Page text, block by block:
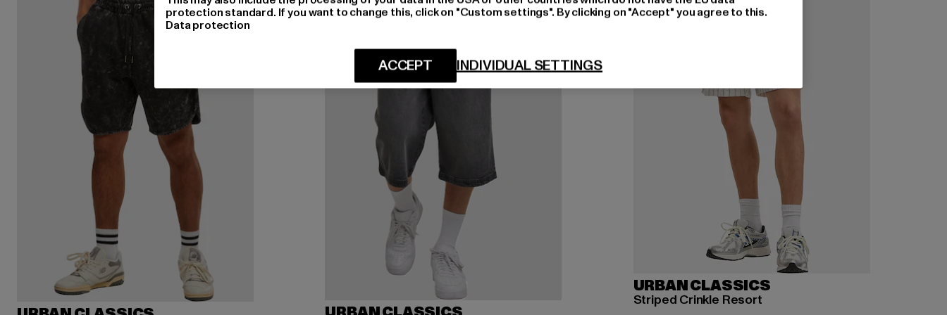
URBAN CLASSICS
Striped Crinkle Resort
protection standard. If you want to change this, click on "Custom settings". By clicking on "Accept" you agree to this.
Data protection
INDIVIDUAL SETTINGS
ACCEPT